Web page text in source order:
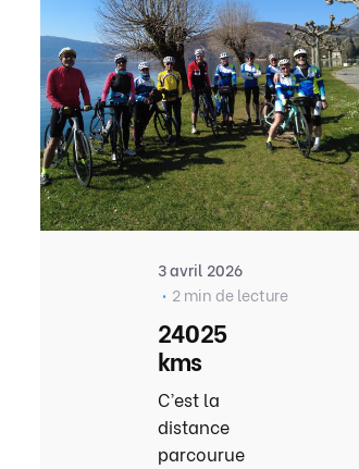
3 avril 2026
2 min de lecture
24025
kms
C’est la
distance
parcourue